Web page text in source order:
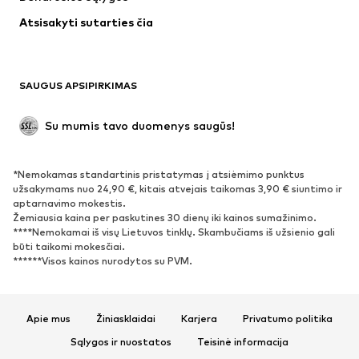
Apatiniai
Paltai
Proginiai
Išskirtiniai
BATAI
Naujienos
Sportbačiai
Aulinukai
Batai su kulniukais
Auliniai batai
Įsispiriami bateliai
Šlepetės
Atsisakyti sutarties čia
SAUGUS APSIPIRKIMAS
Su mumis tavo duomenys saugūs!
*Nemokamas standartinis pristatymas į atsiėmimo punktus
užsakymams nuo 24,90 €, kitais atvejais taikomas 3,90 € siuntimo ir
aptarnavimo mokestis.
Žemiausia kaina per paskutines 30 dienų iki kainos sumažinimo.
****Nemokamai iš visų Lietuvos tinklų. Skambučiams iš užsienio gali
būti taikomi mokesčiai.
******Visos kainos nurodytos su PVM.
Apie mus Žiniasklaidai Karjera
Privatumo politika
Sąlygos ir nuostatos
Teisinė informacija